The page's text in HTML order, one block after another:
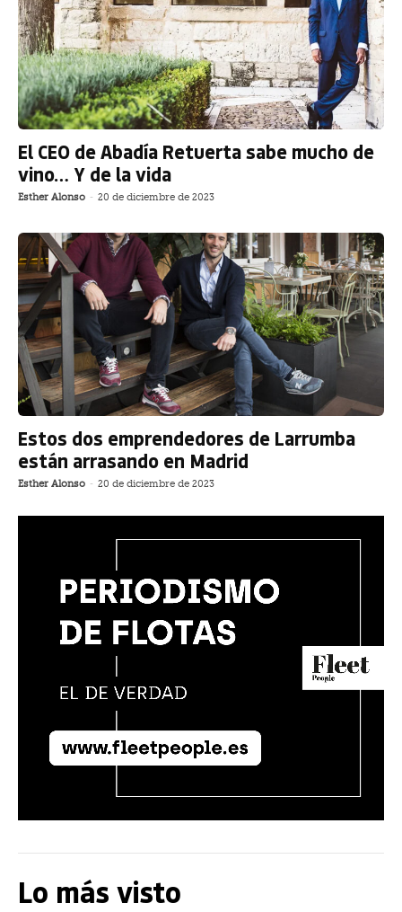
El CEO de Abadía Retuerta sabe mucho de
vino… Y de la vida
Esther Alonso - 20 de diciembre de 2023
Estos dos emprendedores de Larrumba
están arrasando en Madrid
Esther Alonso - 20 de diciembre de 2023
Lo más visto